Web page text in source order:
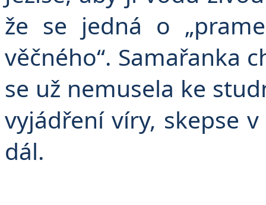
že se jedná o
věčného“. Samařanka
se už nemusela ke
vyjádření víry, skepse
dál.